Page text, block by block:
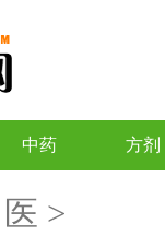
中药 方剂
>